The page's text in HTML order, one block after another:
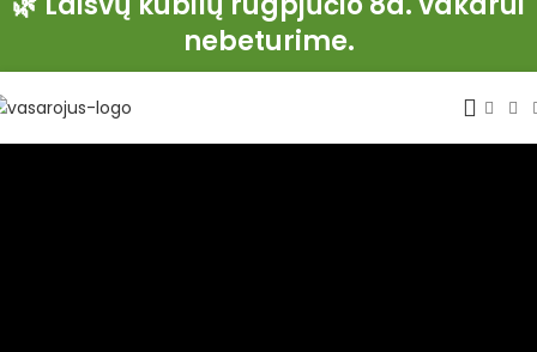
nebeturime.